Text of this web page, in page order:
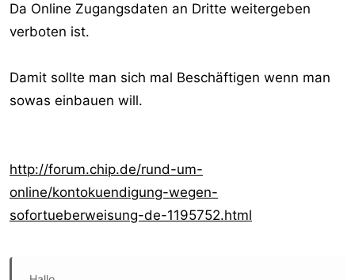
Da Online Zugangsdaten an Dritte weitergeben
verboten ist.
Damit sollte man sich mal Beschäftigen wenn man
sowas einbauen will.
http://forum.chip.de/rund-um-
online/kontokuendigung-wegen-
sofortueberweisung-de-1195752.html